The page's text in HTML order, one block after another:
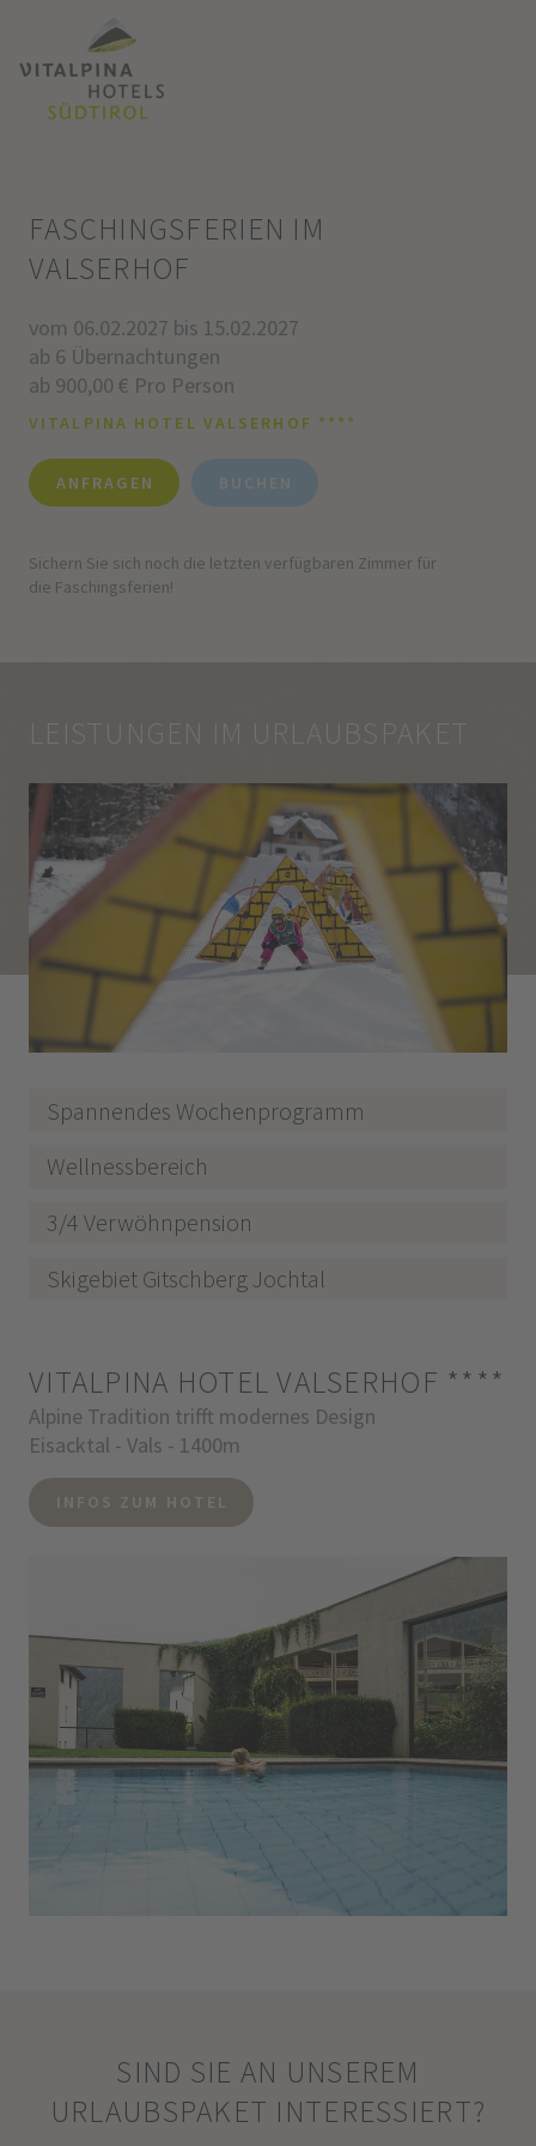
FASCHINGSFERIEN IM
VALSERHOF
vom 06.02.2027 bis 15.02.2027
ab 6 Übernachtungen
ab 900,00 € Pro Person
VITALPINA HOTEL VALSERHOF ****
ANFRAGEN BUCHEN
Sichern Sie sich noch die letzten verfügbaren Zimmer für
die Faschingsferien!
LEISTUNGEN IM URLAUBSPAKET
Spannendes Wochenprogramm
Wellnessbereich
3/4 Verwöhnpension
Skigebiet Gitschberg Jochtal
VITALPINA HOTEL VALSERHOF ****
Alpine Tradition trifft modernes Design
Eisacktal - Vals - 1400m
INFOS ZUM HOTEL
SIND SIE AN UNSEREM
URLAUBSPAKET INTERESSIERT?